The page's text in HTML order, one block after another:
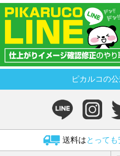
ピカルコの
送料はとって